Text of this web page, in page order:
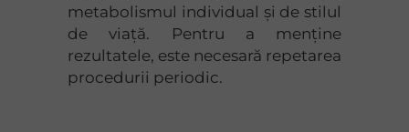
metabolismul individual și de stilul
de viață. Pentru a menține
rezultatele, este necesară repetarea
procedurii periodic.